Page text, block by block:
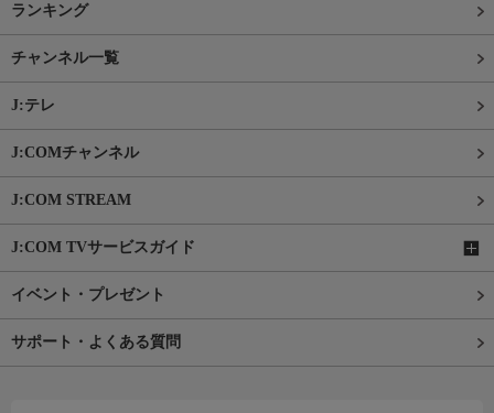
ランキング
チャンネル一覧
J:テレ
J:COMチャンネル
J:COM STREAM
J:COM TVサービスガイド
イベント・プレゼント
サポート・よくある質問